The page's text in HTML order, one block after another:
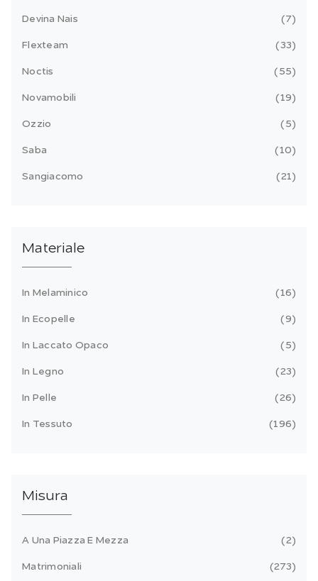
Devina Nais 7
Flexteam 33
Noctis 55
Novamobili 19
Ozzio 5
Saba 10
Sangiacomo 21
Materiale
In Melaminico 16
In Ecopelle 9
In Laccato Opaco 5
In Legno 23
In Pelle 26
In Tessuto 196
Misura
A Una Piazza E Mezza 2
Matrimoniali 273